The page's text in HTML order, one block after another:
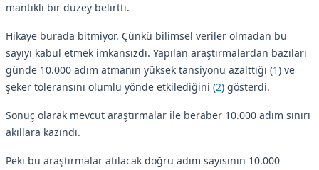
mantıklı bir düzey belirtti.
Hikaye burada bitmiyor. Çünkü bilimsel veriler olmadan bu
sayıyı kabul etmek imkansızdı. Yapılan araştırmalardan bazıları
günde 10.000 adım atmanın yüksek tansiyonu azalttığı (1) ve
şeker toleransını olumlu yönde etkilediğini (2) gösterdi.
Sonuç olarak mevcut araştırmalar ile beraber 10.000 adım sınırı
akıllara kazındı.
Peki bu araştırmalar atılacak doğru adım sayısının 10.000